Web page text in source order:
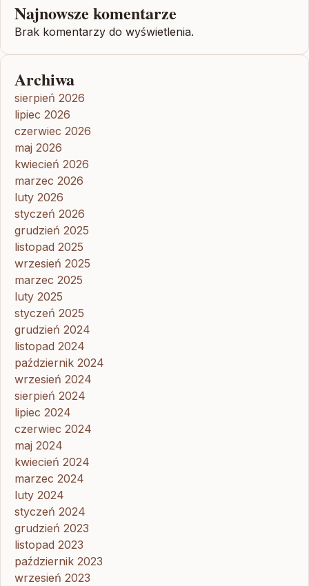
Najnowsze komentarze
Brak komentarzy do wyświetlenia.
Archiwa
sierpień 2026
lipiec 2026
czerwiec 2026
maj 2026
kwiecień 2026
marzec 2026
luty 2026
styczeń 2026
grudzień 2025
listopad 2025
wrzesień 2025
marzec 2025
luty 2025
styczeń 2025
grudzień 2024
listopad 2024
październik 2024
wrzesień 2024
sierpień 2024
lipiec 2024
czerwiec 2024
maj 2024
kwiecień 2024
marzec 2024
luty 2024
styczeń 2024
grudzień 2023
listopad 2023
październik 2023
wrzesień 2023